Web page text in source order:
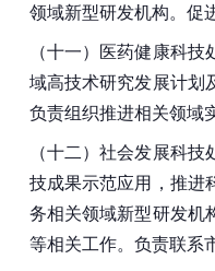
领域新型研发机构。促
（十一）医药健康科技
域高技术研究发展计划
负责组织推进相关领域
（十二）社会发展科
技成果示范应用，推进
务相关领域新型研发机
等相关工作。负责联系